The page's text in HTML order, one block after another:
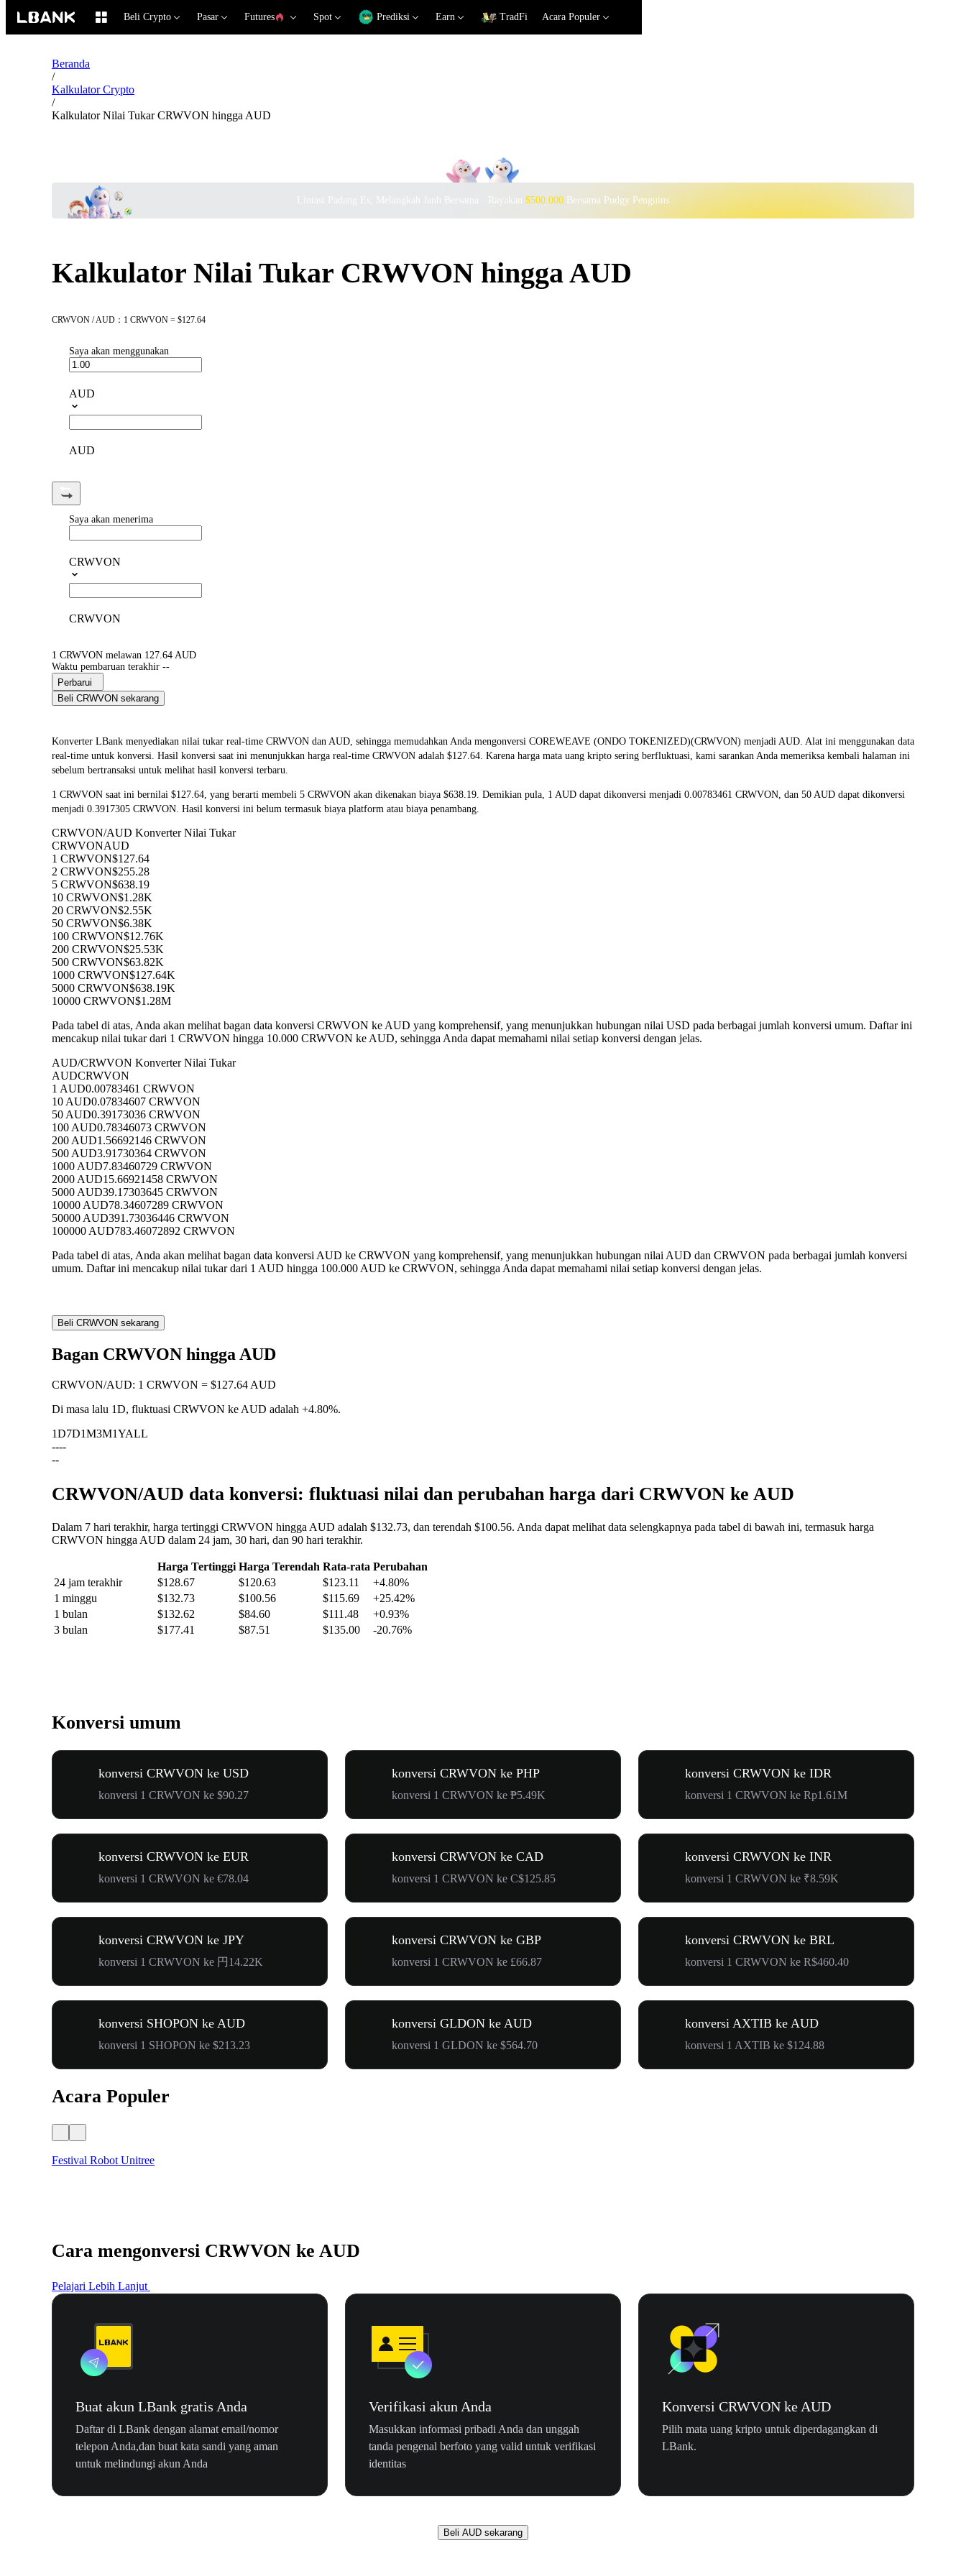
Beli Crypto Pasar Futures Spot Prediksi Earn TradFi Acara Populer
Beranda
/
Kalkulator Crypto
/
Kalkulator Nilai Tukar CRWVON hingga AUD
Lintasi Padang Es, Melangkah Jauh Bersama · Rayakan $500.000 Bersama Pudgy Penguins
Kalkulator Nilai Tukar CRWVON hingga AUD
CRWVON / AUD：1 CRWVON = $127.64
Saya akan menggunakan
AUD
AUD
Saya akan menerima
CRWVON
CRWVON
1 CRWVON melawan 127.64 AUD
Waktu pembaruan terakhir --
Perbarui
Beli CRWVON sekarang
Konverter LBank menyediakan nilai tukar real-time CRWVON dan AUD, sehingga memudahkan Anda mengonversi COREWEAVE (ONDO TOKENIZED)(CRWVON) menjadi AUD. Alat ini menggunakan data
real-time untuk konversi. Hasil konversi saat ini menunjukkan harga real-time CRWVON adalah $127.64. Karena harga mata uang kripto sering berfluktuasi, kami sarankan Anda memeriksa kembali halaman ini
sebelum bertransaksi untuk melihat hasil konversi terbaru.
1 CRWVON saat ini bernilai $127.64, yang berarti membeli 5 CRWVON akan dikenakan biaya $638.19. Demikian pula, 1 AUD dapat dikonversi menjadi 0.00783461 CRWVON, dan 50 AUD dapat dikonversi
menjadi 0.3917305 CRWVON. Hasil konversi ini belum termasuk biaya platform atau biaya penambang.
CRWVON/AUD Konverter Nilai Tukar
CRWVONAUD
1 CRWVON$127.64
2 CRWVON$255.28
5 CRWVON$638.19
10 CRWVON$1.28K
20 CRWVON$2.55K
50 CRWVON$6.38K
100 CRWVON$12.76K
200 CRWVON$25.53K
500 CRWVON$63.82K
1000 CRWVON$127.64K
5000 CRWVON$638.19K
10000 CRWVON$1.28M
Pada tabel di atas, Anda akan melihat bagan data konversi CRWVON ke AUD yang komprehensif, yang menunjukkan hubungan nilai USD pada berbagai jumlah konversi umum. Daftar ini
mencakup nilai tukar dari 1 CRWVON hingga 10.000 CRWVON ke AUD, sehingga Anda dapat memahami nilai setiap konversi dengan jelas.
AUD/CRWVON Konverter Nilai Tukar
AUDCRWVON
1 AUD0.00783461 CRWVON
10 AUD0.07834607 CRWVON
50 AUD0.39173036 CRWVON
100 AUD0.78346073 CRWVON
200 AUD1.56692146 CRWVON
500 AUD3.91730364 CRWVON
1000 AUD7.83460729 CRWVON
2000 AUD15.66921458 CRWVON
5000 AUD39.17303645 CRWVON
10000 AUD78.34607289 CRWVON
50000 AUD391.73036446 CRWVON
100000 AUD783.46072892 CRWVON
Pada tabel di atas, Anda akan melihat bagan data konversi AUD ke CRWVON yang komprehensif, yang menunjukkan hubungan nilai AUD dan CRWVON pada berbagai jumlah konversi
umum. Daftar ini mencakup nilai tukar dari 1 AUD hingga 100.000 AUD ke CRWVON, sehingga Anda dapat memahami nilai setiap konversi dengan jelas.
Beli CRWVON sekarang
Bagan CRWVON hingga AUD
CRWVON/AUD: 1 CRWVON = $127.64 AUD
Di masa lalu 1D, fluktuasi CRWVON ke AUD adalah +4.80%.
1D7D1M3M1YALL
----
--
CRWVON/AUD data konversi: fluktuasi nilai dan perubahan harga dari CRWVON ke AUD
Dalam 7 hari terakhir, harga tertinggi CRWVON hingga AUD adalah $132.73, dan terendah $100.56. Anda dapat melihat data selengkapnya pada tabel di bawah ini, termasuk harga
CRWVON hingga AUD dalam 24 jam, 30 hari, dan 90 hari terakhir.
Harga Tertinggi Harga Terendah Rata-rata Perubahan
24 jam terakhir
$128.67 $120.63 $123.11
+4.80%
1 minggu
$132.73 $100.56 $115.69
+25.42%
1 bulan
$132.62 $84.60 $111.48
+0.93%
3 bulan
$177.41 $87.51 $135.00 -20.76%
Konversi umum
konversi CRWVON ke USD
konversi 1 CRWVON ke $90.27
konversi CRWVON ke PHP
konversi 1 CRWVON ke ₱5.49K
konversi CRWVON ke IDR
konversi 1 CRWVON ke Rp1.61M
konversi CRWVON ke EUR
konversi 1 CRWVON ke €78.04
konversi CRWVON ke CAD
konversi 1 CRWVON ke C$125.85
konversi CRWVON ke INR
konversi 1 CRWVON ke ₹8.59K
konversi CRWVON ke JPY
konversi 1 CRWVON ke 円14.22K
konversi CRWVON ke GBP
konversi 1 CRWVON ke £66.87
konversi CRWVON ke BRL
konversi 1 CRWVON ke R$460.40
konversi SHOPON ke AUD
konversi 1 SHOPON ke $213.23
konversi GLDON ke AUD
konversi 1 GLDON ke $564.70
konversi AXTIB ke AUD
konversi 1 AXTIB ke $124.88
Acara Populer
Festival Robot Unitree
Cara mengonversi CRWVON ke AUD
Pelajari Lebih Lanjut
Buat akun LBank gratis Anda
Daftar di LBank dengan alamat email/nomor
telepon Anda,dan buat kata sandi yang aman
untuk melindungi akun Anda
Verifikasi akun Anda
Masukkan informasi pribadi Anda dan unggah
tanda pengenal berfoto yang valid untuk verifikasi
identitas
Konversi CRWVON ke AUD
Pilih mata uang kripto untuk diperdagangkan di
LBank.
Beli AUD sekarang